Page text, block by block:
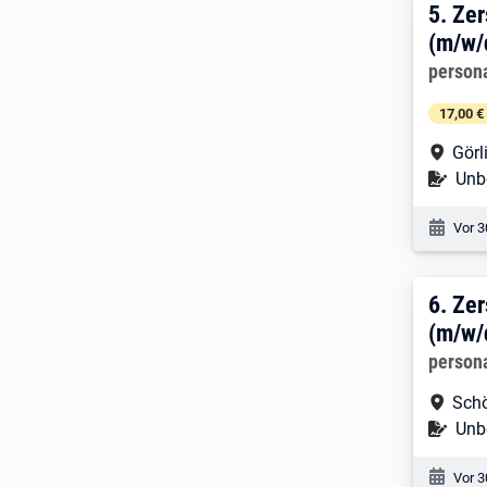
5.
5.
(m/
17,00
Vor
6.
6.
(m/
Vor